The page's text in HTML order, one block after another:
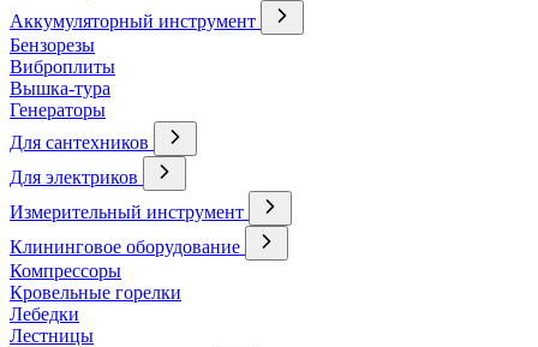
Аккумуляторный инструмент
Бензорезы
Виброплиты
Вышка-тура
Генераторы
Для сантехников
Для электриков
Измерительный инструмент
Клининговое оборудование
Компрессоры
Кровельные горелки
Лебедки
Лестницы